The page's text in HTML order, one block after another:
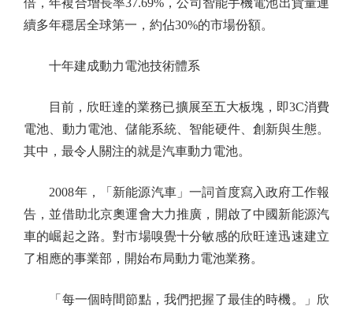
續多年穩居全球第一，約佔30%的市場份額。
十年建成動力電池技術體系
目前，欣旺達的業務已擴展至五大板塊，即3C消費
電池、動力電池、儲能系統、智能硬件、創新與生態。
其中，最令人關注的就是汽車動力電池。
2008年，「新能源汽車」一詞首度寫入政府工作報
告，並借助北京奧運會大力推廣，開啟了中國新能源汽
車的崛起之路。對市場嗅覺十分敏感的欣旺達迅速建立
了相應的事業部，開始布局動力電池業務。
「每一個時間節點，我們把握了最佳的時機。」欣